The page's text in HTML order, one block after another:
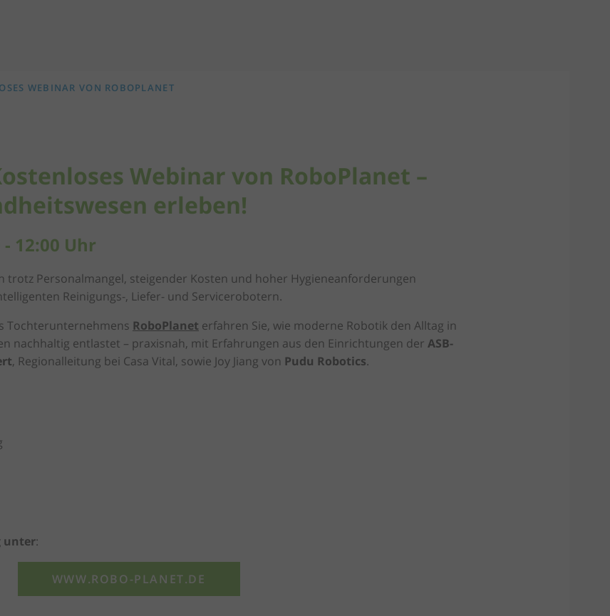
WEBINAR VON ROBOPLANET
Webinar von RoboPlanet –
erleben!
12:00 Uhr
trotz Personalmangel, steigender Kosten und hoher Hygieneanforderungen
Reinigungs-, Liefer- und Servicerobotern.
Tochterunternehmens RoboPlanet erfahren Sie, wie moderne Robotik den Alltag in
nachhaltig entlastet – praxisnah, mit Erfahrungen aus den Einrichtungen der ASB-
, Regionalleitung bei Casa Vital, sowie Joy Jiang von Pudu Robotics.
unter:
WWW.ROBO-PLANET.DE